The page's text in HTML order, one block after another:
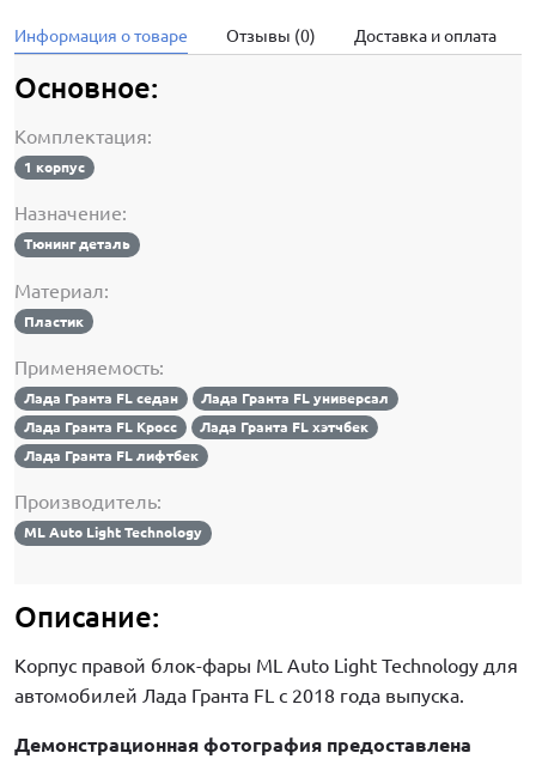
Информация о товаре Отзывы (0) Доставка и оплата
Основное:
Комплектация:
1 корпус
Назначение:
Тюнинг деталь
Материал:
Пластик
Применяемость:
Лада Гранта FL седан
Лада Гранта FL универсал
Лада Гранта FL Кросс
Лада Гранта FL хэтчбек
Лада Гранта FL лифтбек
Производитель:
ML Auto Light Technology
Описание:
Корпус правой блок-фары ML Auto Light Technology для
автомобилей Лада Гранта FL с 2018 года выпуска.
Демонстрационная фотография предоставлена